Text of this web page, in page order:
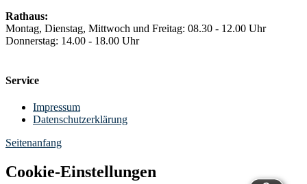
Rathaus:
Montag, Dienstag, Mittwoch und Freitag: 08.30 - 12.00 Uhr
Donnerstag: 14.00 - 18.00 Uhr
Service
Impressum
Datenschutzerklärung
Seitenanfang
Cookie-Einstellungen